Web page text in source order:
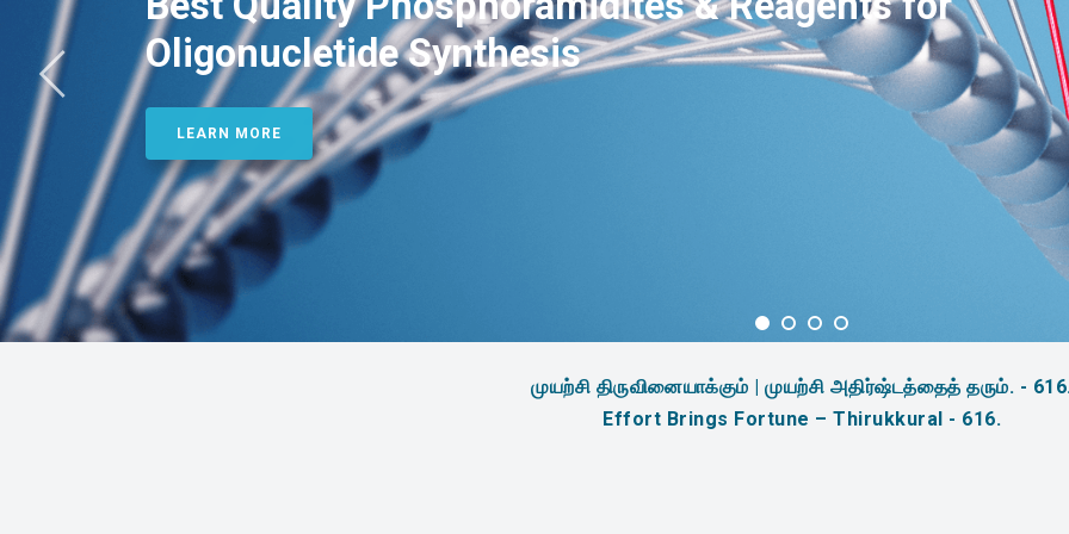
Oligonucletide Synthesis
LEARN MORE
முயற்சி திருவினையாக்கும் | முயற்சி அதிர்ஷ்டத்தைத் தரும். -
Effort Brings Fortune – Thirukkural - 616.